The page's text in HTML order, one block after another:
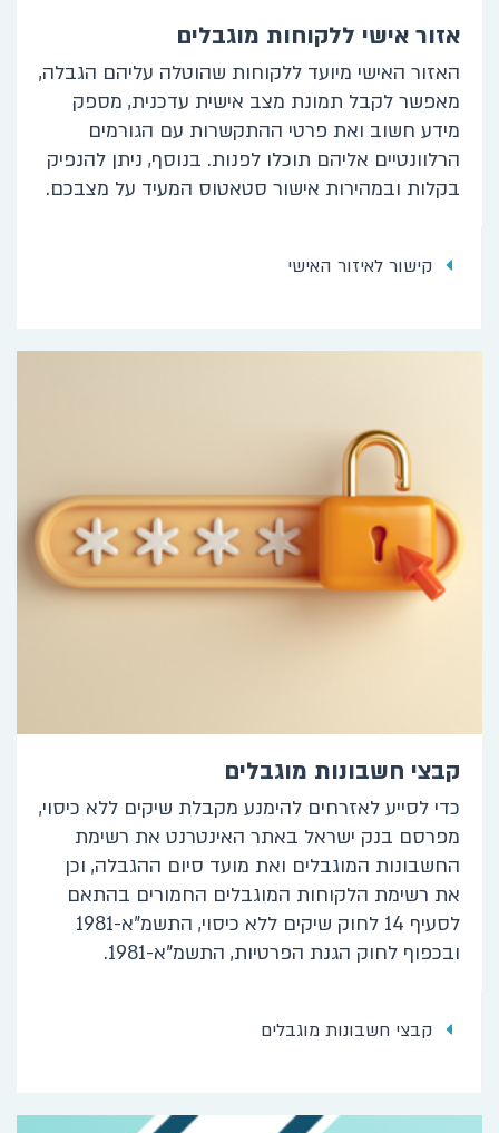
אזור אישי ללקוחות מוגבלים
האזור האישי מיועד ללקוחות שהוטלה עליהם הגבלה,
מאפשר לקבל תמונת מצב אישית עדכנית, מספק
מידע חשוב ואת פרטי ההתקשרות עם הגורמים
הרלוונטיים אליהם תוכלו לפנות. בנוסף, ניתן להנפיק
בקלות ובמהירות אישור סטאטוס המעיד על מצבכם.
קישור לאיזור האישי
קבצי חשבונות מוגבלים
כדי לסייע לאזרחים להימנע מקבלת שיקים ללא כיסוי,
מפרסם בנק ישראל באתר האינטרנט את רשימת
החשבונות המוגבלים ואת מועד סיום ההגבלה, וכן
את רשימת הלקוחות המוגבלים החמורים בהתאם
לסעיף 14 לחוק שיקים ללא כיסוי, התשמ"א-1981
ובכפוף לחוק הגנת הפרטיות, התשמ"א-1981.
קבצי חשבונות מוגבלים